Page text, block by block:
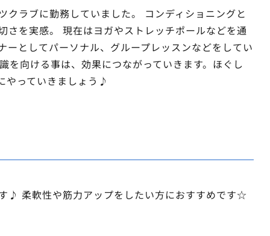
クラブに勤務していました。 コンディショニングと
さを実感。 現在はヨガやストレッチポールなどを通
ーとしてパーソナル、グループレッスンなどをしてい
を向ける事は、効果につながっていきます。ほぐし
やっていきましょう♪
♪ 柔軟性や筋力アップをしたい方におすすめです☆